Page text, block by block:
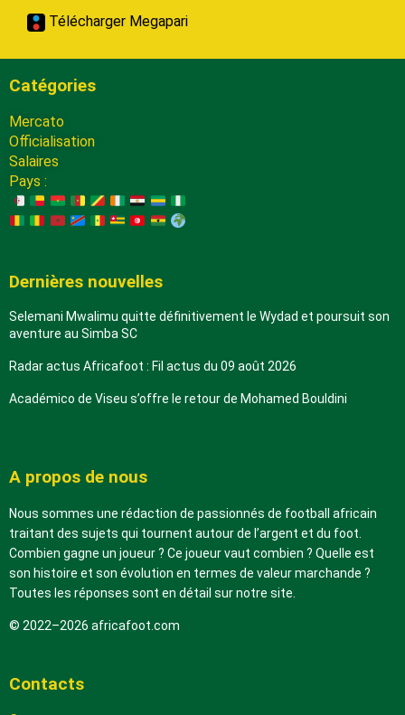
Télécharger Megapari
Catégories
Mercato
Officialisation
Salaires
Pays :
Dernières nouvelles
Selemani Mwalimu quitte définitivement le Wydad et poursuit son
aventure au Simba SC
Radar actus Africafoot : Fil actus du 09 août 2026
Académico de Viseu s’offre le retour de Mohamed Bouldini
A propos de nous
Nous sommes une rédaction de passionnés de football africain
traitant des sujets qui tournent autour de l’argent et du foot.
Combien gagne un joueur ? Ce joueur vaut combien ? Quelle est
son histoire et son évolution en termes de valeur marchande ?
Toutes les réponses sont en détail sur notre site.
© 2022–2026 africafoot.com
Contacts